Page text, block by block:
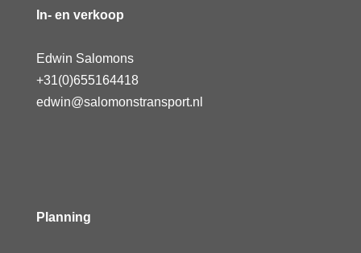
In- en verkoop
Edwin Salomons
+31(0)655164418
edwin@salomonstransport.nl
Planning